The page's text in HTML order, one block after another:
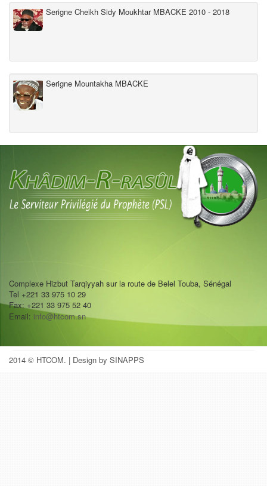
Serigne Cheikh Sidy Moukhtar MBACKE 2010 - 2018
Serigne Mountakha MBACKE
Complexe Hizbut Tarqiyyah sur la route de Belel Touba, Sénégal
Tel +221 33 975 10 29
Fax: +221 33 975 52 40
Email: info@htcom.sn
2014 © HTCOM. | Design by SINAPPS